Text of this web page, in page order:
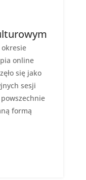
okresie
online
się jako
sesji
formą